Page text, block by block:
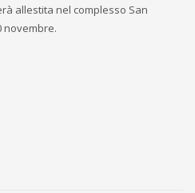
allestita nel complesso San
novembre.